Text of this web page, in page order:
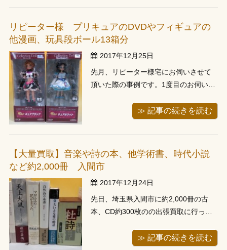
の本がジャンルごとに平積みでお部屋
に並べてあります。分かりやすいよう
ご依頼人が整理をして下さっていたよ
うで、査...
リピーター様 プリキュアのDVDやフィギュアの
他漫画、玩具段ボール13箱分
2017年12月25日
先月、リピーター様宅にお伺いさせて
頂いた際の事例です。1度目のお伺いは
は川越市でございました。最初のお伺
トや合体ロボットの玩具を台車で３往
復分お譲り頂きました。今回はお引越
し先に運んだものの、お部屋が狭くな
るとの...
≫ 記事の続きを読む
【大量買取】音楽や詩の本、他学術書、時代小説
など約2,000冊 入間市
2017年12月24日
先日、埼玉県入間市に約2,000冊の古
本、CD約300枚のの出張買取に行って
までの本棚が６棚分あるとのことをお
≫ 記事の続きを読む